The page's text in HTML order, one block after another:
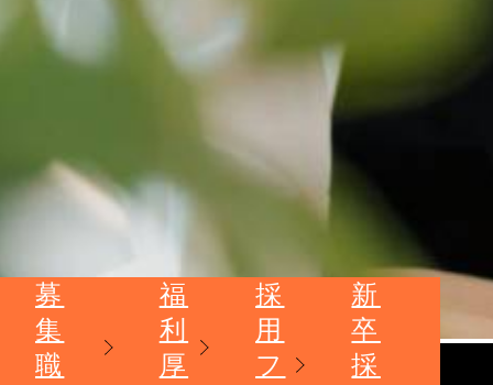
募
集
職
福
利
厚
採
用
フ
新
卒
採